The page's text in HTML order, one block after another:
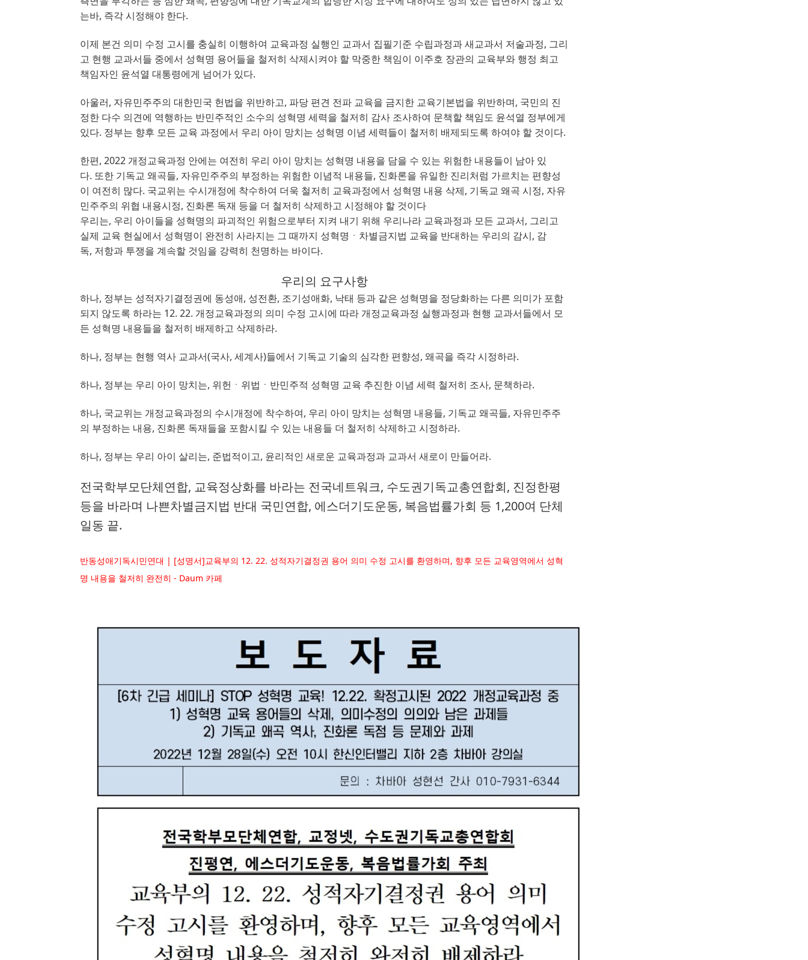
는바, 즉각 시정해야 한다.
이제 본건 의미 수정 고시를 충실히 이행하여 교육과정 실행인 교과서 집필기준 수립과정과 새교과서 저술과정, 그리
고 현행 교과서들 중에서 성혁명 용어들을 철저히 삭제시켜야 할 막중한 책임이 이주호 장관의 교육부와 행정 최고
책임자인 윤석열 대통령에게 넘어가 있다.
아울러, 자유민주주의 대한민국 헌법을 위반하고, 파당 편견 전파 교육을 금지한 교육기본법을 위반하며, 국민의 진
정한 다수 의견에 역행하는 반민주적인 소수의 성혁명 세력을 철저히 감사 조사하여 문책할 책임도 윤석열 정부에게
있다. 정부는 향후 모든 교육 과정에서 우리 아이 망치는 성혁명 이념 세력들이 철저히 배제되도록 하여야 할 것이다.
한편, 2022 개정교육과정 안에는 여전히 우리 아이 망치는 성혁명 내용을 담을 수 있는 위험한 내용들이 남아 있
다. 또한 기독교 왜곡들, 자유민주주의 부정하는 위험한 이념적 내용들, 진화론을 유일한 진리처럼 가르치는 편향성
이 여전히 많다. 국교위는 수시개정에 착수하여 더욱 철저히 교육과정에서 성혁명 내용 삭제, 기독교 왜곡 시정, 자유
민주주의 위협 내용시정, 진화론 독재 등을 더 철저히 삭제하고 시정해야 할 것이다
우리는, 우리 아이들을 성혁명의 파괴적인 위험으로부터 지켜 내기 위해 우리나라 교육과정과 모든 교과서, 그리고
실제 교육 현실에서 성혁명이 완전히 사라지는 그 때까지 성혁명ㆍ차별금지법 교육을 반대하는 우리의 감시, 감
독, 저항과 투쟁을 계속할 것임을 강력히 천명하는 바이다.
우리의 요구사항
하나, 정부는 성적자기결정권에 동성애, 성전환, 조기성애화, 낙태 등과 같은 성혁명을 정당화하는 다른 의미가 포함
되지 않도록 하라는 12. 22. 개정교육과정의 의미 수정 고시에 따라 개정교육과정 실행과정과 현행 교과서들에서 모
든 성혁명 내용들을 철저히 배제하고 삭제하라.
하나, 정부는 현행 역사 교과서(국사, 세계사)들에서 기독교 기술의 심각한 편향성, 왜곡을 즉각 시정하라.
하나, 정부는 우리 아이 망치는, 위헌ㆍ위법ㆍ반민주적 성혁명 교육 추진한 이념 세력 철저히 조사, 문책하라.
하나, 국교위는 개정교육과정의 수시개정에 착수하여, 우리 아이 망치는 성혁명 내용들, 기독교 왜곡들, 자유민주주
의 부정하는 내용, 진화론 독재들을 포함시킬 수 있는 내용들 더 철저히 삭제하고 시정하라.
하나, 정부는 우리 아이 살리는, 준법적이고, 윤리적인 새로운 교육과정과 교과서 새로이 만들어라.
전국학부모단체연합, 교육정상화를 바라는 전국네트워크, 수도권기독교총연합회, 진정한평
등을 바라며 나쁜차별금지법 반대 국민연합, 에스더기도운동, 복음법률가회 등 1,200여 단체
일동 끝.
반동성애기독시민연대 | [성명서]교육부의 12. 22. 성적자기결정권 용어 의미 수정 고시를 환영하며, 향후 모든 교육영역에서 성혁
명 내용을 철저히 완전히 - Daum 카페